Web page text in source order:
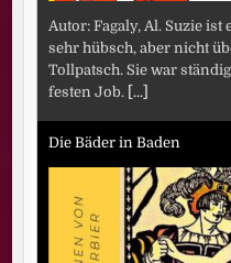
Autor: Fagaly, Al. Suzie
sehr hübsch, aber nicht
Tollpatsch. Sie war
festen Job. [...]
Die Bäder in Baden